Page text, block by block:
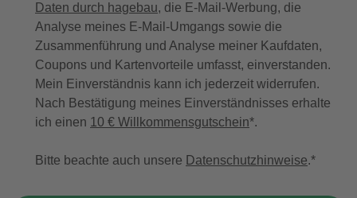
Daten durch hagebau, die E-Mail-Werbung, die
Analyse meines E-Mail-Umgangs sowie die
Zusammenführung und Analyse meiner Kaufdaten,
Coupons und Kartenvorteile umfasst, einverstanden.
Mein Einverständnis kann ich jederzeit widerrufen.
Nach Bestätigung meines Einverständnisses erhalte
ich einen 10 € Willkommensgutschein*.
Bitte beachte auch unsere Datenschutzhinweise.